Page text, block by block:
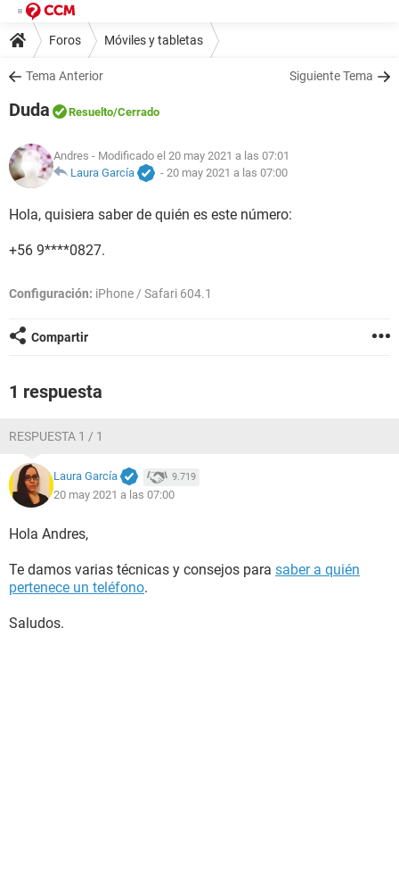
Foros Móviles y tabletas
Tema Anterior Siguiente Tema
Duda Resuelto/Cerrado
Andres - Modificado el 20 may 2021 a las 07:01
Laura García
- 20 may 2021 a las 07:00
Hola, quisiera saber de quién es este número:
+56 9****0827.
Configuración: iPhone / Safari 604.1
Compartir
1 respuesta
RESPUESTA 1 / 1
Laura García 9.719
20 may 2021 a las 07:00
Hola Andres,
Te damos varias técnicas y consejos para saber a quién
pertenece un teléfono.
Saludos.